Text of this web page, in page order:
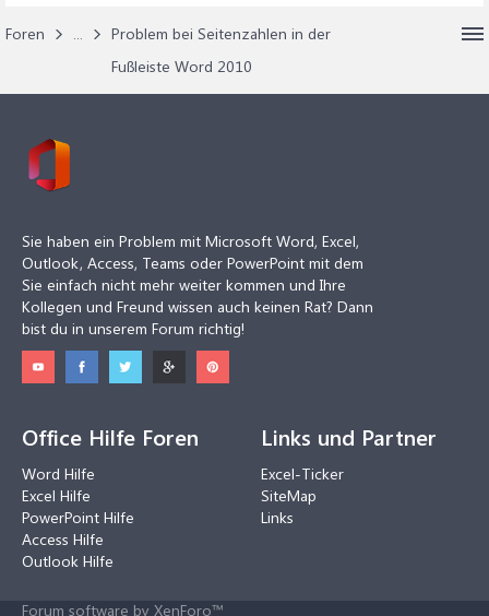
Foren ...
Problem bei Seitenzahlen in der
Fußleiste Word 2010
Sie haben ein Problem mit Microsoft Word, Excel,
Outlook, Access, Teams oder PowerPoint mit dem
Sie einfach nicht mehr weiter kommen und Ihre
Kollegen und Freund wissen auch keinen Rat? Dann
bist du in unserem Forum richtig!
Office Hilfe Foren
Word Hilfe
Excel Hilfe
PowerPoint Hilfe
Access Hilfe
Outlook Hilfe
Links und Partner
Excel-Ticker
SiteMap
Links
Forum software by XenForo™